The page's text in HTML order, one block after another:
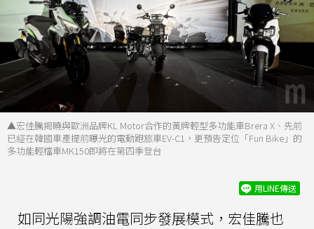
▲宏佳騰揭曉與歐洲品牌KL Motor合作的黃牌輕型多功能車Brera X、先前
已經在韓國車產提前曝光的電動跑旅車EV-C1，更預告定位「Fun Bike」的
多功能輕檔車MK150即將在第四季登台
用LINE傳送
如同光陽強調油電同步發展模式，宏佳騰也